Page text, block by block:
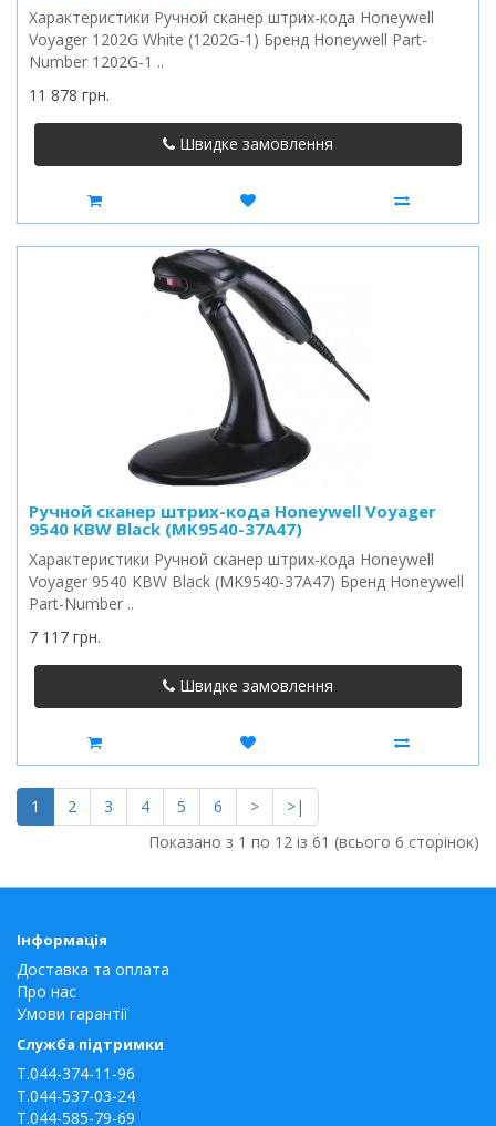
Характеристики Ручной сканер штрих-кода Honeywell
Voyager 1202G White (1202G-1) Бренд Honeywell Part-
Number 1202G-1 ..
11 878 грн.
Швидке замовлення
Ручной сканер штрих-кода Honeywell Voyager
9540 KBW Black (MK9540-37A47)
Характеристики Ручной сканер штрих-кода Honeywell
Voyager 9540 KBW Black (MK9540-37A47) Бренд Honeywell
Part-Number ..
7 117 грн.
Швидке замовлення
1 2 3 4 5 6 >
>|
Показано з 1 по 12 із 61 (всього 6 сторінок)
Інформація
Доставка та оплата
Про нас
Умови гарантії
Служба підтримки
T.044-374-11-96
T.044-537-03-24
T.044-585-79-69